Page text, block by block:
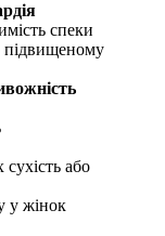
спеки
підвищеному
або
у жінок